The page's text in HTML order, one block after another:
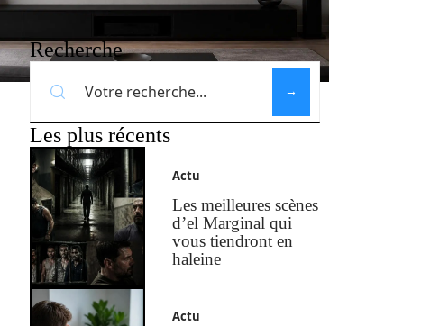
Recherche
Les plus récents
Actu
Les meilleures scènes
d’el Marginal qui
vous tiendront en
haleine
Actu